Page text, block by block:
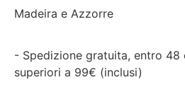
Madeira e Azzorre
- Spedizione gratuita, entro 48
superiori a 99€ (inclusi)